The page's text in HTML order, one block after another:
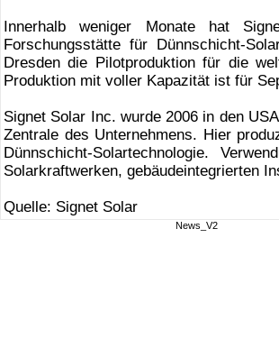
Innerhalb weniger Monate hat
Forschungsstätte für Dünnschicht-
Dresden die Pilotproduktion für die
Produktion mit voller Kapazität ist für
Signet Solar Inc. wurde 2006 in den
Zentrale des Unternehmens. Hier
Dünnschicht-Solartechnologie.
Solarkraftwerken, gebäudeintegrierten
Quelle: Signet Solar
News_V2